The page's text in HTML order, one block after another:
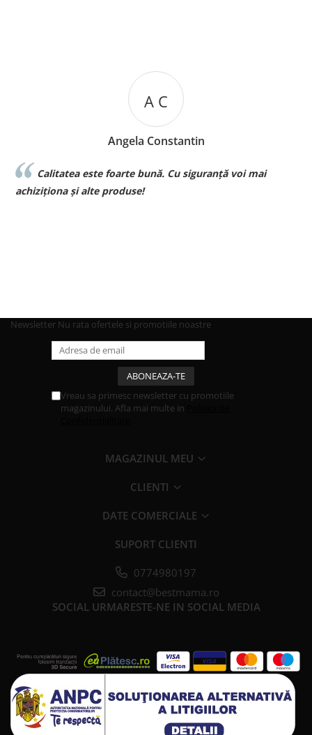
A C
Angela Constantin
Calitatea este foarte bună. Cu siguranță voi mai
achiziționa și alte produse!
Newsletter Nu rata ofertele si promotiile noastre
Vreau sa primesc newsletter cu promotiile
magazinului. Afla mai multe in
MAGAZINUL MEU
CLIENTI
DATE COMERCIALE
SUPORT CLIENTI
0774980197
contact@bestmama.ro
SOCIAL URMARESTE-NE IN SOCIAL MEDIA